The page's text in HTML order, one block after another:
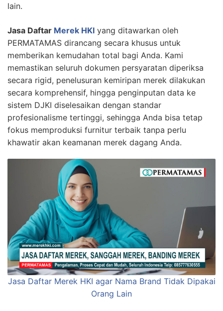
lain.
Jasa Daftar Merek HKI yang ditawarkan oleh
PERMATAMAS dirancang secara khusus untuk
memberikan kemudahan total bagi Anda. Kami
memastikan seluruh dokumen persyaratan diperiksa
secara rigid, penelusuran kemiripan merek dilakukan
secara komprehensif, hingga penginputan data ke
sistem DJKI diselesaikan dengan standar
profesionalisme tertinggi, sehingga Anda bisa tetap
fokus memproduksi furnitur terbaik tanpa perlu
khawatir akan keamanan merek dagang Anda.
Jasa Daftar Merek HKI agar Nama Brand Tidak Dipakai
Orang Lain